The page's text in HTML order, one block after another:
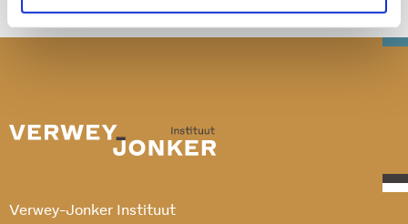
Verwey-Jonker Instituut